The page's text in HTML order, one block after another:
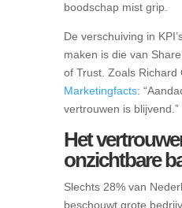
boodschap mist grip.
De verschuiving in
maken is die van
of Trust. Zoals Richard
Marketingfacts:
vertrouwen is blijvend.”
Het
onzichtbare
Slechts 28% van
beschouwt grote